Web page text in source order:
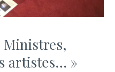
Ministres,
artistes… »